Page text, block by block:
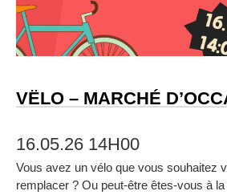
VËLO – MARCHÉ
16.05.26 14H00
Vous avez un vélo que vous souhaitez
remplacer ? Ou peut‑être êtes‑vous à